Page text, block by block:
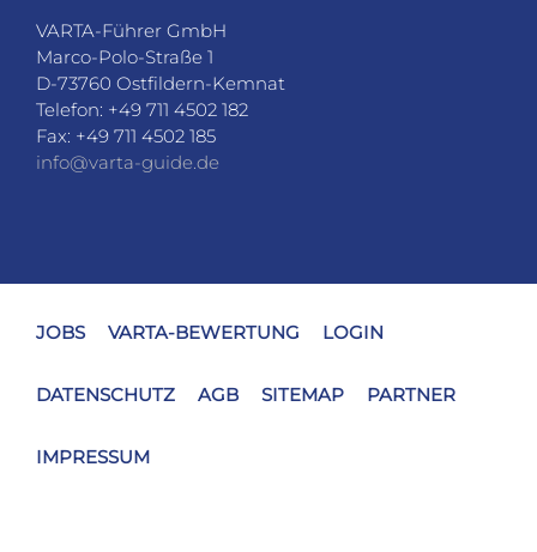
VARTA-Führer GmbH
Marco-Polo-Straße 1
D-73760 Ostfildern-Kemnat
Telefon: +49 711 4502 182
Fax: +49 711 4502 185
info@varta-guide.de
JOBS VARTA-BEWERTUNG LOGIN
DATENSCHUTZ AGB SITEMAP PARTNER
IMPRESSUM